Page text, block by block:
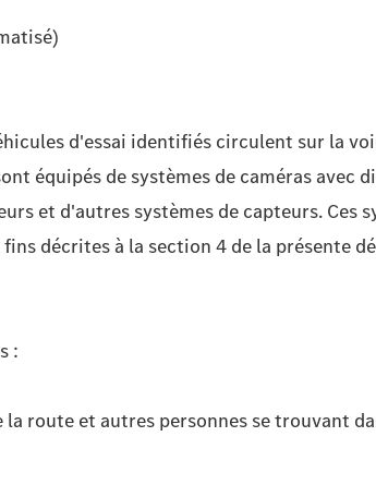
d'essai identifiés circulent sur la
équipés de systèmes de caméras
et d'autres systèmes de capteurs. Ces
décrites à la section 4 de la présente
:
route et autres personnes se trouvant